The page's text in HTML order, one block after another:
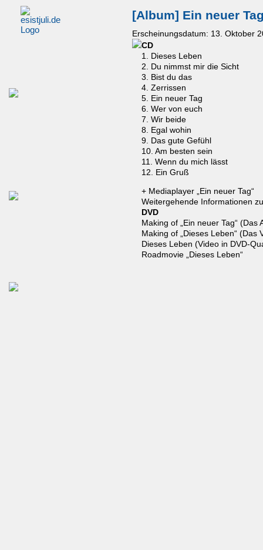
[Album] Ein neuer
Erscheinungsdatum: 13. Oktober
CD
1. Dieses Leben
2. Du nimmst mir die Sicht
3. Bist du das
4. Zerrissen
5. Ein neuer Tag
6. Wer von euch
7. Wir beide
8. Egal wohin
9. Das gute Gefühl
10. Am besten sein
11. Wenn du mich lässt
12. Ein Gruß
+ Mediaplayer „Ein neuer Tag“
Weitergehende Informationen
DVD
Making of „Ein neuer Tag“ (Das
Making of „Dieses Leben“ (Das
Dieses Leben (Video in DVD-
Roadmovie „Dieses Leben“